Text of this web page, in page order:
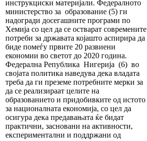
инструкциски материјали. Федералното
министерство за образование (5) ги
надогради досегашните програми по
Хемија со цел да се остварат современите
потреби за државата којашто аспирира да
биде помеѓу првите 20 развиени
економии во светот до 2020 година.
Федерална Република Нигерија (6) во
својата политика наведува дека владата
треба да ги преземе потребните мерки за
да се реализираат целите на
образованието и придобивките од истото
за националната економија, со цел да
осигура дека предавањата ќе бидат
практични, засновани на активности,
експериментални и поддржани од